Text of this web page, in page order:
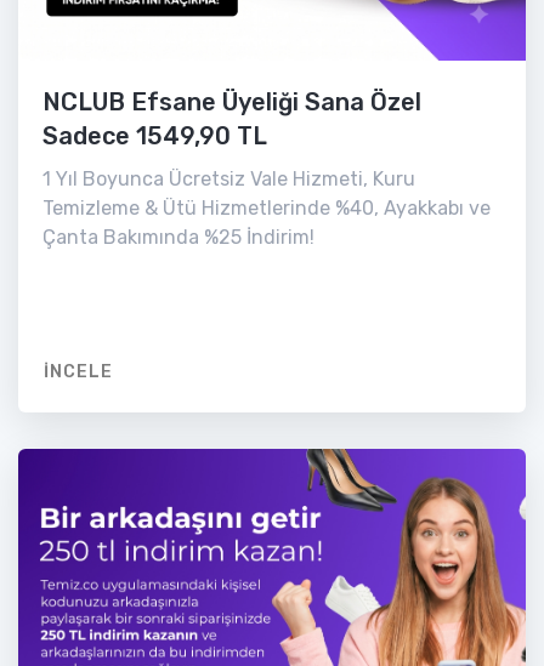
NCLUB Efsane Üyeliği Sana Özel
Sadece 1549,90 TL
1 Yıl Boyunca Ücretsiz Vale Hizmeti, Kuru
Temizleme & Ütü Hizmetlerinde %40, Ayakkabı ve
Çanta Bakımında %25 İndirim!
İNCELE